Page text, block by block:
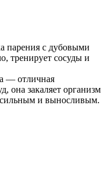
парения с дубовыми
тренирует сосуды и
— отличная
она закаляет организм
сильным и выносливым.